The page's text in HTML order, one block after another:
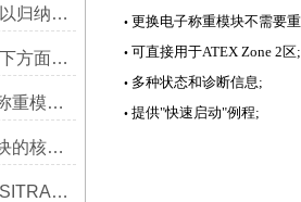
声敏传感器其主要特点可以归纳为以下几个核心维度
声敏传感器其保养需从以下方面入手
别小看7MH4900-2AA01称重模块！这些你日常接触的领域，早已离不开它
7MH4900-2AA01称重模块的核心亮点，藏着让效率翻倍的“关键密码”
西门子电磁流量计变送器SITRANS FMT020的功能
• 更换电子称重模块不需要
• 可直接用于ATEX Zone 2区;
• 多种状态和诊断信息;
• 提供"快速启动"例程;